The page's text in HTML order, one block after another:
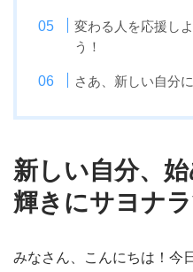
変わる人を応援し
う！
さあ、新しい自分
新しい自分、
輝きにサヨナ
みなさん、こんにちは！今